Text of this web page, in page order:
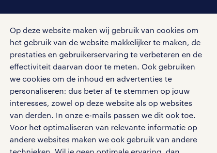
Op deze website maken wij gebruik van cookies om
het gebruik van de website makkelijker te maken, de
prestaties en gebruikerservaring te verbeteren en de
effectiviteit daarvan door te meten. Ook gebruiken
we cookies om de inhoud en advertenties te
personaliseren: dus beter af te stemmen op jouw
interesses, zowel op deze website als op websites
van derden. In onze e-mails passen we dit ook toe.
Voor het optimaliseren van relevante informatie op
andere websites maken we ook gebruik van andere
Volg ons voor de leukste content omtrent
vacatures, solliciteren en inspiratie.
werken bij randstad
gebruikersvoorwaarden
privacystatement
cookies